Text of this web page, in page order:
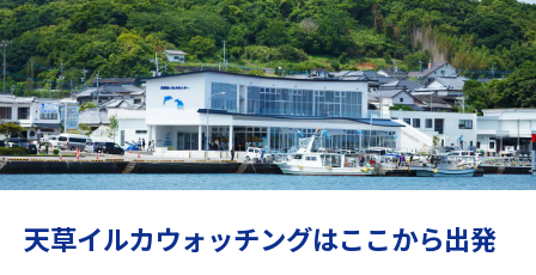
行き先
旅のお役立ち情報
天草イルカウォッチングはここから出発